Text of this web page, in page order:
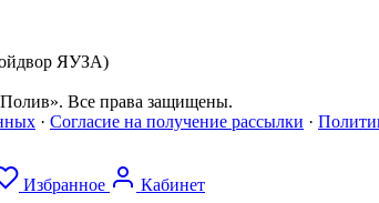
ЯУЗА)
Все права защищены.
· Согласие на получение рассылки ·
Избранное Кабинет